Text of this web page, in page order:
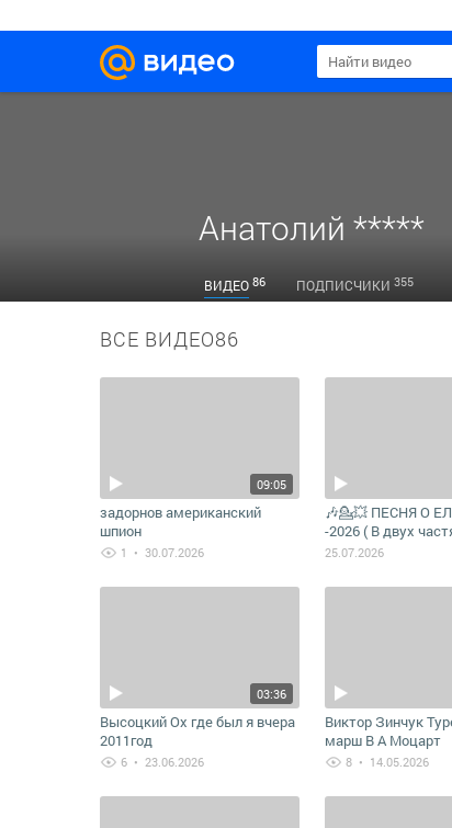
Анатолий *****
ВИДЕО 86 ПОДПИСЧИКИ 355
ВСЕ ВИДЕО86
09:05
задорнов американский
шпион
1 • 30.07.2026
🎶💁💥 ПЕСНЯ О
-2026 ( В двух
25.07.2026
03:36
Высоцкий Ох где был я вчера
2011год
6 • 23.06.2026
Виктор Зинчук
марш В А Моцарт
8 • 14.05.2026